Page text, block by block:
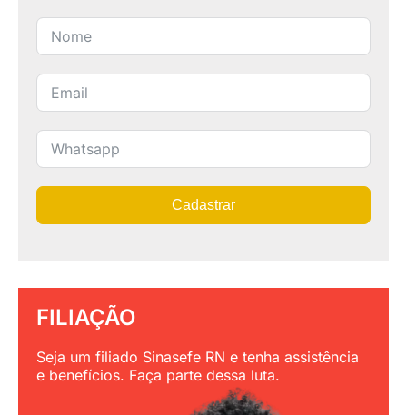
Cadastrar
FILIAÇÃO
Seja um filiado Sinasefe RN e tenha assistência
e benefícios. Faça parte dessa luta.